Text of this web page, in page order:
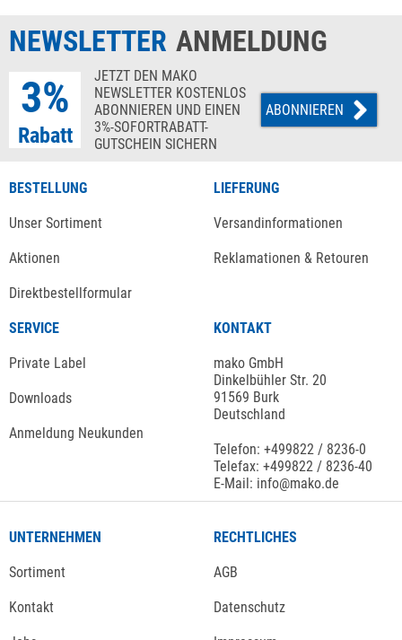
NEWSLETTER ANMELDUNG
3%
Rabatt
JETZT DEN MAKO
NEWSLETTER KOSTENLOS
ABONNIEREN UND EINEN
3%-SOFORTRABATT-
GUTSCHEIN SICHERN
ABONNIEREN
BESTELLUNG
Unser Sortiment
Aktionen
Direktbestellformular
LIEFERUNG
Versandinformationen
Reklamationen & Retouren
SERVICE
Private Label
Downloads
Anmeldung Neukunden
KONTAKT
mako GmbH
Dinkelbühler Str. 20
91569 Burk
Deutschland
Telefon: +499822 / 8236-0
Telefax: +499822 / 8236-40
E-Mail: info@mako.de
UNTERNEHMEN
Sortiment
Kontakt
RECHTLICHES
AGB
Datenschutz